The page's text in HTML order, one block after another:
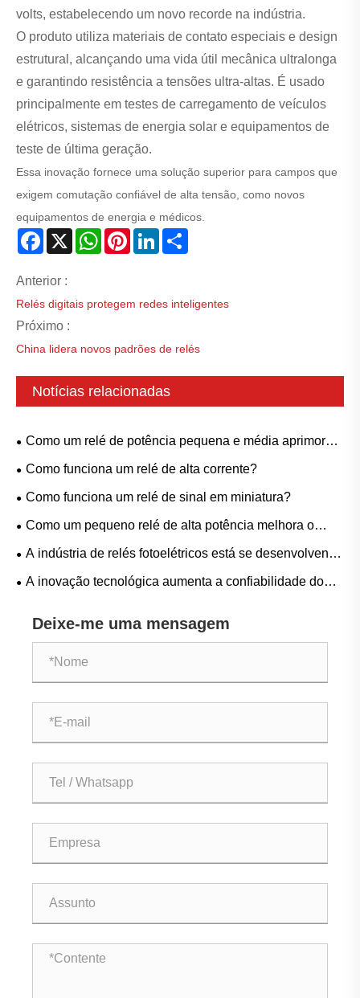
volts, estabelecendo um novo recorde na indústria.
O produto utiliza materiais de contato especiais e design
estrutural, alcançando uma vida útil mecânica ultralonga
e garantindo resistência a tensões ultra-altas. É usado
principalmente em testes de carregamento de veículos
elétricos, sistemas de energia solar e equipamentos de
teste de última geração.
Essa inovação fornece uma solução superior para campos que
exigem comutação confiável de alta tensão, como novos
equipamentos de energia e médicos.
Facebook
X WhatsApp
PinterestLinkedIn
Anterior :
Relés digitais protegem redes inteligentes
Próximo :
China lidera novos padrões de relés
Notícias relacionadas
Como um relé de potência pequena e média aprimora
os sistemas elétricos?
Como funciona um relé de alta corrente?
Como funciona um relé de sinal em miniatura?
Como um pequeno relé de alta potência melhora o
desempenho do sistema elétrico?
A indústria de relés fotoelétricos está se desenvolvendo
em direção a uma tecnologia de proteção ambiental
A inovação tecnológica aumenta a confiabilidade do
Deixe-me uma mensagem